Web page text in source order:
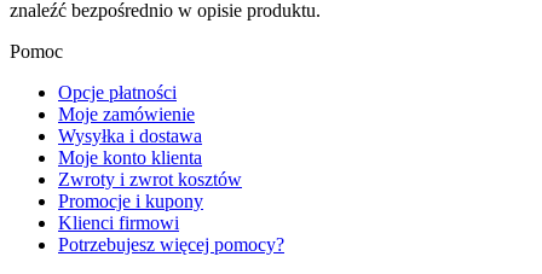
znaleźć bezpośrednio w opisie produktu.
Pomoc
Opcje płatności
Moje zamówienie
Wysyłka i dostawa
Moje konto klienta
Zwroty i zwrot kosztów
Promocje i kupony
Klienci firmowi
Potrzebujesz więcej pomocy?